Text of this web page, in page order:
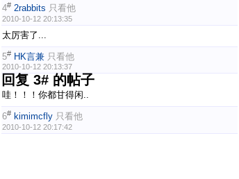
4# 2rabbits 只看他
2010-10-12 20:13:35
太厉害了...
5# HK言兼 只看他
2010-10-12 20:13:37
回复 3# 的帖子
哇！！！你都甘得闲..
6# kimimcfly 只看他
2010-10-12 20:17:42